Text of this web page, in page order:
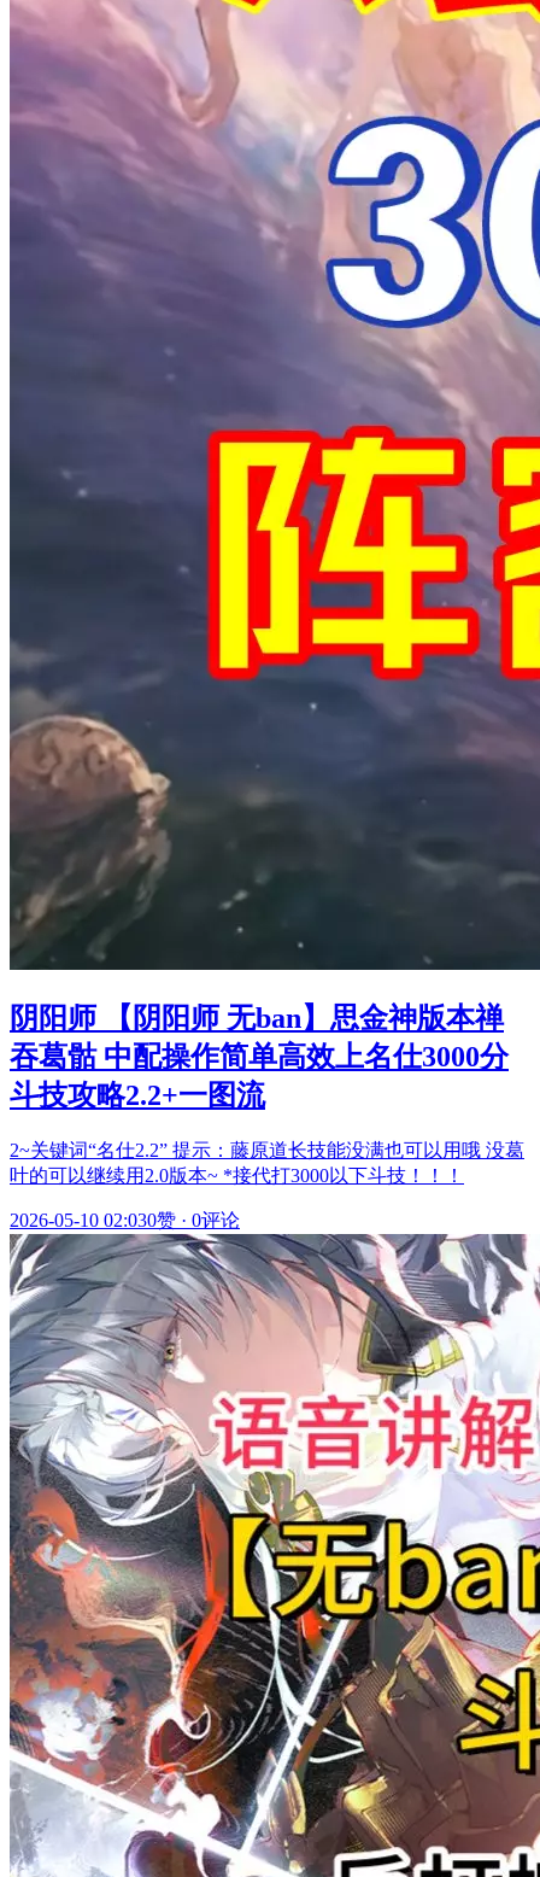
阴阳师 【阴阳师 无ban】思金神版本禅
吞葛骷 中配操作简单高效上名仕3000分
斗技攻略2.2+一图流
2~关键词“名仕2.2” 提示：藤原道长技能没满也可以用哦 没葛
叶的可以继续用2.0版本~ *接代打3000以下斗技！！！
2026-05-10 02:030赞 · 0评论